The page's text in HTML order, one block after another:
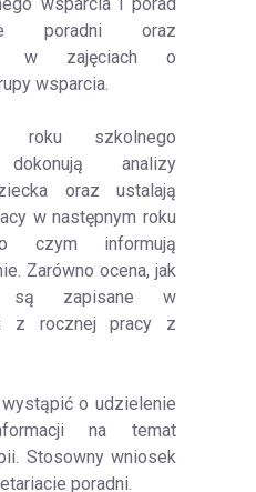
poradni oraz
w zajęciach o
wsparcia.
roku szkolnego
analizy
oraz ustalają
w następnym roku
czym informują
Zarówno ocena, jak
zapisane w
z rocznej pracy z
o udzielenie
na temat
Stosowny wniosek
poradni.